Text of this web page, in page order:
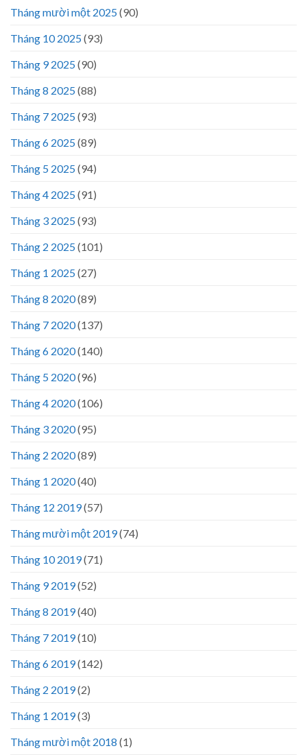
Tháng mười một 2025(90)
Tháng 10 2025(93)
Tháng 9 2025(90)
Tháng 8 2025(88)
Tháng 7 2025(93)
Tháng 6 2025(89)
Tháng 5 2025(94)
Tháng 4 2025(91)
Tháng 3 2025(93)
Tháng 2 2025(101)
Tháng 1 2025(27)
Tháng 8 2020(89)
Tháng 7 2020(137)
Tháng 6 2020(140)
Tháng 5 2020(96)
Tháng 4 2020(106)
Tháng 3 2020(95)
Tháng 2 2020(89)
Tháng 1 2020(40)
Tháng 12 2019(57)
Tháng mười một 2019(74)
Tháng 10 2019(71)
Tháng 9 2019(52)
Tháng 8 2019(40)
Tháng 7 2019(10)
Tháng 6 2019(142)
Tháng 2 2019(2)
Tháng 1 2019(3)
Tháng mười một 2018 (1)